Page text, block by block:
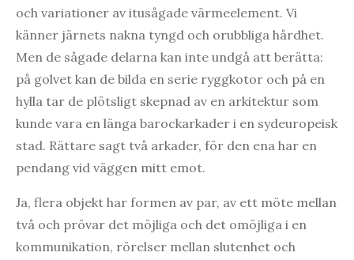
och variationer av itusågade värmeelement. Vi
känner järnets nakna tyngd och orubbliga hårdhet.
Men de sågade delarna kan inte undgå att berätta:
på golvet kan de bilda en serie ryggkotor och på en
hylla tar de plötsligt skepnad av en arkitektur som
kunde vara en länga barockarkader i en sydeuropeisk
stad. Rättare sagt två arkader, för den ena har en
pendang vid väggen mitt emot.
Ja, flera objekt har formen av par, av ett möte mellan
två och prövar det möjliga och det omöjliga i en
kommunikation, rörelser mellan slutenhet och